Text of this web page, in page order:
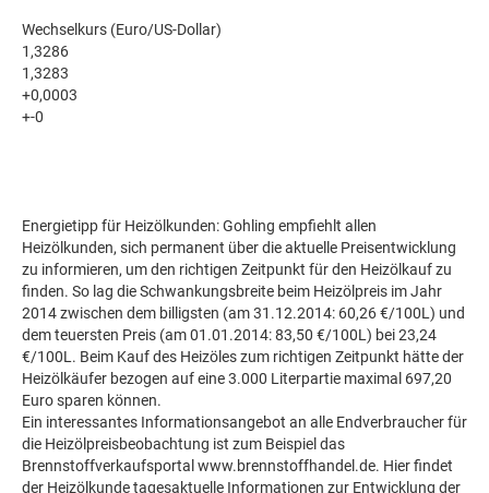
Wechselkurs (Euro/US-Dollar)
1,3286
1,3283
+0,0003
+-0
Energietipp für Heizölkunden: Gohling empfiehlt allen
Heizölkunden, sich permanent über die aktuelle Preisentwicklung
zu informieren, um den richtigen Zeitpunkt für den Heizölkauf zu
finden. So lag die Schwankungsbreite beim Heizölpreis im Jahr
2014 zwischen dem billigsten (am 31.12.2014: 60,26 €/100L) und
dem teuersten Preis (am 01.01.2014: 83,50 €/100L) bei 23,24
€/100L. Beim Kauf des Heizöles zum richtigen Zeitpunkt hätte der
Heizölkäufer bezogen auf eine 3.000 Literpartie maximal 697,20
Euro sparen können.
Ein interessantes Informationsangebot an alle Endverbraucher für
die Heizölpreisbeobachtung ist zum Beispiel das
Brennstoffverkaufsportal www.brennstoffhandel.de. Hier findet
der Heizölkunde tagesaktuelle Informationen zur Entwicklung der